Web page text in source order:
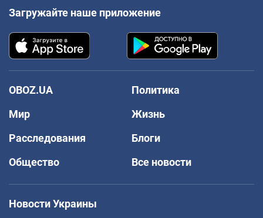
Загружайте наше приложение
OBOZ.UA
Политика
Мир
Жизнь
Расследования
Блоги
Общество
Все новости
Новости Украины